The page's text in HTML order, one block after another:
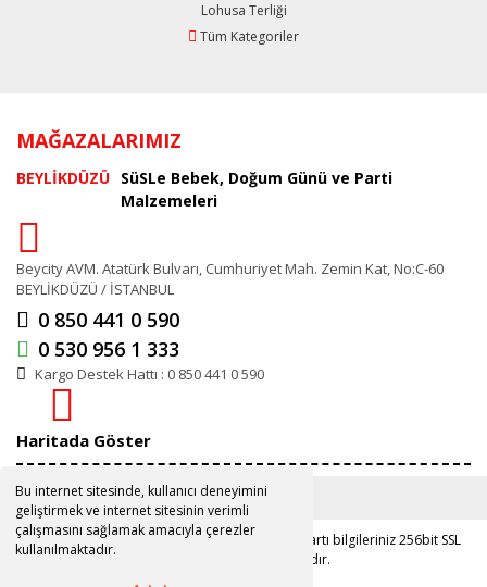
Bu internet sitesinde, kullanıcı deneyimini
geliştirmek ve internet sitesinin verimli
çalışmasını sağlamak amacıyla çerezler
kullanılmaktadır.
Lohusa Terliği
Tüm Kategoriler
MAĞAZALARIMIZ
BEYLİKDÜZÜ SüSLe Bebek, Doğum Günü ve Parti
Malzemeleri
Beycity AVM. Atatürk Bulvarı, Cumhuriyet Mah. Zemin Kat, No:C-60
BEYLİKDÜZÜ / İSTANBUL
0 850 441 0 590
0 530 956 1 333
Kargo Destek Hattı : 0 850 441 0 590
Haritada Göster
Copyright 2019 ©www.susle.com.tr
Kredi kartı bilgileriniz 256bit SSL
sertifikası ile korunmaktadır.